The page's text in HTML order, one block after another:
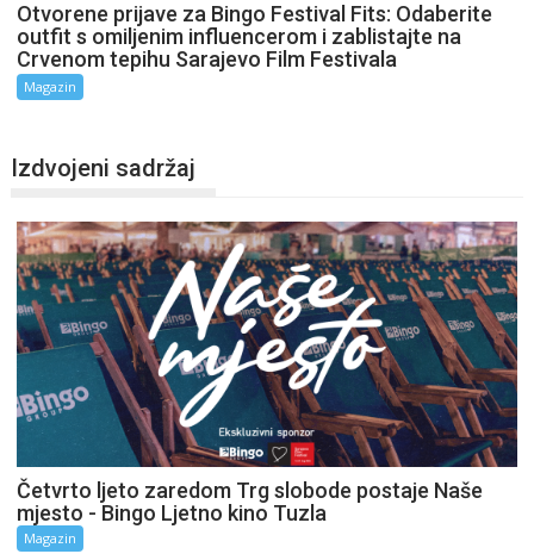
Otvorene prijave za Bingo Festival Fits: Odaberite
outfit s omiljenim influencerom i zablistajte na
Crvenom tepihu Sarajevo Film Festivala
Magazin
Izdvojeni sadržaj
Četvrto ljeto zaredom Trg slobode postaje Naše
mjesto - Bingo Ljetno kino Tuzla
Magazin